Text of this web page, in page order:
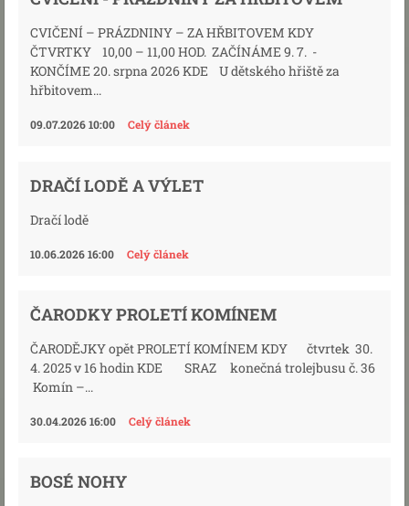
CVIČENÍ – PRÁZDNINY – ZA HŘBITOVEM KDY
ČTVRTKY 10,00 – 11,00 HOD. ZAČÍNÁME 9. 7. -
KONČÍME 20. srpna 2026 KDE U dětského hřiště za
hřbitovem...
09.07.2026 10:00 Celý článek
DRAČÍ LODĚ A VÝLET
Dračí lodě
10.06.2026 16:00 Celý článek
ČARODKY PROLETÍ KOMÍNEM
ČARODĚJKY opět PROLETÍ KOMÍNEM KDY čtvrtek 30.
4. 2025 v 16 hodin KDE SRAZ konečná trolejbusu č. 36
Komín –...
30.04.2026 16:00 Celý článek
BOSÉ NOHY